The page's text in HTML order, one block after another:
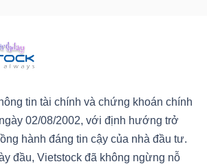
tin tài chính và chứng khoán chính
02/08/2002, với định hướng trở
hành đáng tin cậy của nhà đầu tư.
đầu, Vietstock đã không ngừng nỗ